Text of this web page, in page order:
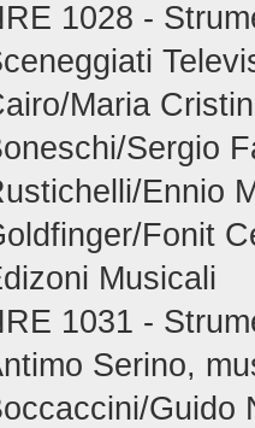
1028 -
Maria
Sergio
Ennio
Fonit
Musicali
1031 -
Serino,
Guido